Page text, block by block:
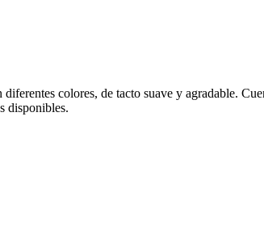
colores, de tacto suave y agradable.
disponibles.